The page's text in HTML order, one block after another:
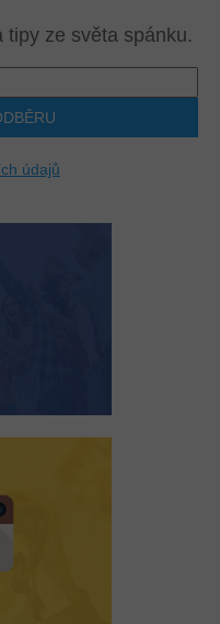
ze světa spánku.
údajů